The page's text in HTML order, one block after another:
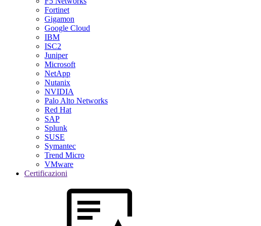
Fortinet
Gigamon
Google Cloud
IBM
ISC2
Juniper
Microsoft
NetApp
Nutanix
NVIDIA
Palo Alto Networks
Red Hat
SAP
Splunk
SUSE
Symantec
Trend Micro
VMware
Certificazioni